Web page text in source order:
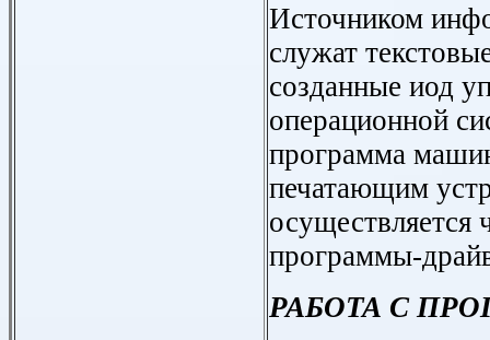
Источником
служат
созданные иод
операционной
программа
печатающим
осуществляется
программы-
РАБОТА С